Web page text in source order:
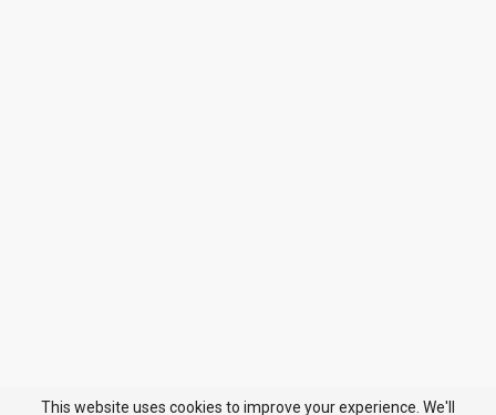
This website uses cookies to improve your experience. We'll